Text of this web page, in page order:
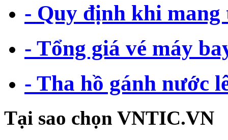
- Quy định khi mang
- Tổng giá vé máy
- Tha hồ gánh nước
Tại sao chọn VNTIC.VN